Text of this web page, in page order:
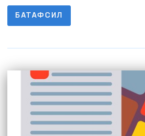
мақсадида расмий веб-сайтида
маълумотларни
БАТАФСИЛ